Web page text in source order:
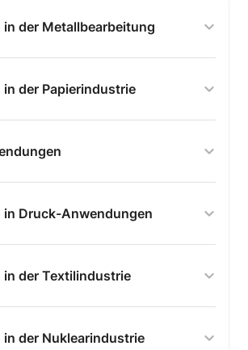
der Metallbearbeitung
der Papierindustrie
in Druck-Anwendungen
in der Textilindustrie
in der Nuklearindustrie